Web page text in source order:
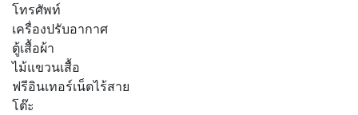
โทรศัพท์
เครื่องปรับอากาศ
ตู้เสื้อผ้า
ไม้แขวนเสื้อ
ฟรีอินเทอร์เน็ตไร้สาย
โต๊ะ